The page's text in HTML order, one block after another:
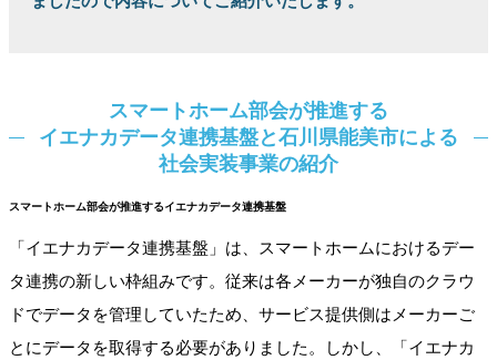
スマートホーム部会が推進する
イエナカデータ連携基盤と石川県能美市による
社会実装事業の紹介
スマートホーム部会が推進するイエナカデータ連携基盤
「イエナカデータ連携基盤」は、スマートホームにおけるデー
タ連携の新しい枠組みです。従来は各メーカーが独自のクラウ
ドでデータを管理していたため、サービス提供側はメーカーご
とにデータを取得する必要がありました。しかし、「イエナカ